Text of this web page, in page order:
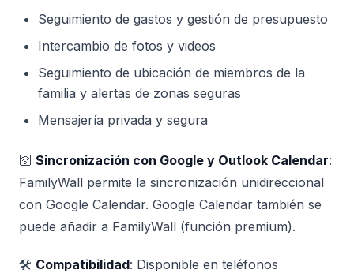
Seguimiento de gastos y gestión de presupuesto
Intercambio de fotos y videos
Seguimiento de ubicación de miembros de la
familia y alertas de zonas seguras
Mensajería privada y segura
🛜 Sincronización con Google y Outlook Calendar:
FamilyWall permite la sincronización unidireccional
con Google Calendar. Google Calendar también se
puede añadir a FamilyWall (función premium).
🛠️ Compatibilidad: Disponible en teléfonos